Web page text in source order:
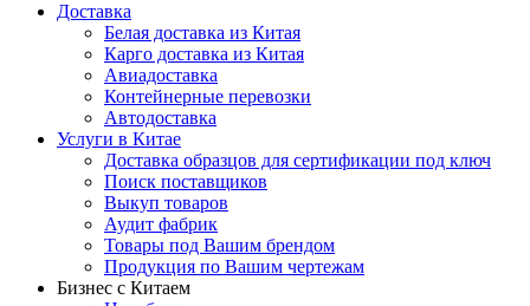
Доставка
Белая доставка из Китая
Карго доставка из Китая
Авиадоставка
Контейнерные перевозки
Автодоставка
Услуги в Китае
Доставка образцов для сертификации под ключ
Поиск поставщиков
Выкуп товаров
Аудит фабрик
Товары под Вашим брендом
Продукция по Вашим чертежам
Бизнес с Китаем